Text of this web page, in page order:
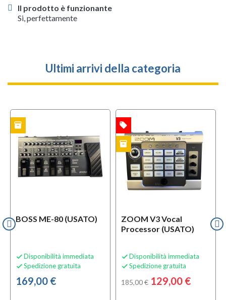
Il prodotto è funzionante
Si, perfettamente
Ultimi arrivi della categoria
BOSS ME-80 (USATO)
 Disponibilità immediata
 Spedizione gratuita
169,00 €
inventory
ZOOM V3 Vocal
Processor (USATO)
 Disponibilità immediata
 Spedizione gratuita
185,00 € 129,00 €
local_offer
USATO inventory USATO